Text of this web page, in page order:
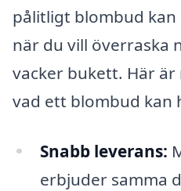
pålitligt blombud
när du vill överraska
vacker bukett. Här är
vad ett blombud kan
Snabb leverans:
erbjuder samma